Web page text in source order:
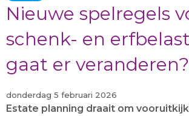
Nieuwe spelregels
schenk- en
gaat er veranderen?
donderdag 5 februari 2026
Estate planning draait om